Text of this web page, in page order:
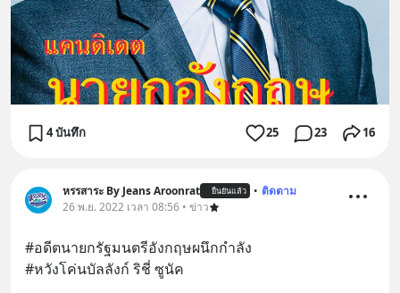
4 บันทึก 25 23 16
หรรสาระ By Jeans Aroonrat ยืนยันแล้ว • ติดตาม
26 พ.ย. 2022 เวลา 08:56 • ข่าว
#อดีตนายกรัฐมนตรีอังกฤษผนึกกำลัง
#หวังโค่นบัลลังก์ ริชี่ ซูนัค